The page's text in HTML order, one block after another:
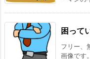
困って
フリー、
画像です